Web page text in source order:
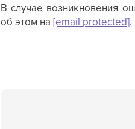
В случае возникновения
об этом на[email protected].